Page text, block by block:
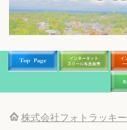
株式会社フォトラッキー